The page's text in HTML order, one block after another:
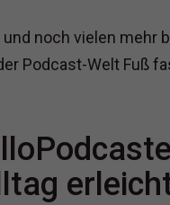
noch vielen mehr
Podcast-Welt Fuß